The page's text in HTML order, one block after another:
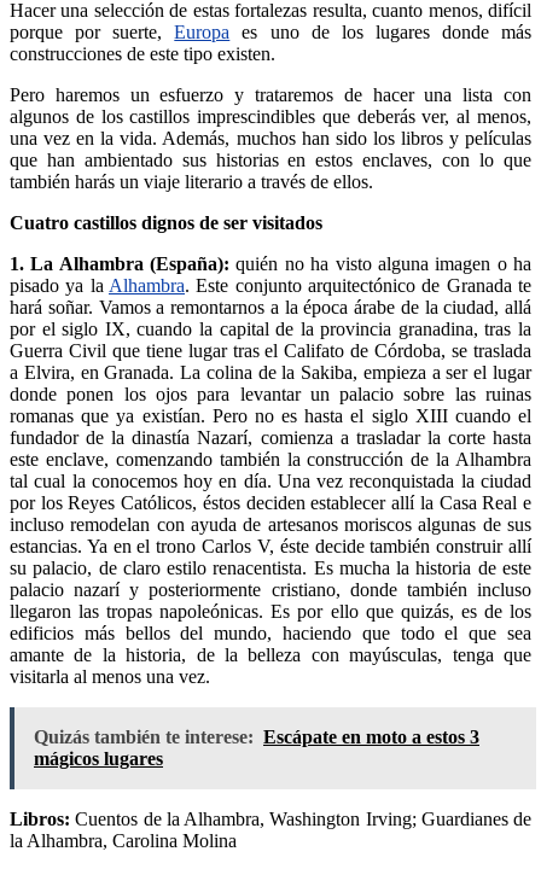
Hacer una selección de estas fortalezas resulta, cuanto menos, difícil
porque por suerte,Europa es uno de los lugares donde más
construcciones de este tipo existen.
Pero haremos un esfuerzo y trataremos de hacer una lista con
algunos de los castillos imprescindibles que deberás ver, al menos,
una vez en la vida. Además, muchos han sido los libros y películas
que han ambientado sus historias en estos enclaves, con lo que
también harás un viaje literario a través de ellos.
Cuatro castillos dignos de ser visitados
1. La Alhambra (España): quién no ha visto alguna imagen o ha
pisado ya la Alhambra. Este conjunto arquitectónico de Granada te
hará soñar. Vamos a remontarnos a la época árabe de la ciudad, allá
por el siglo IX, cuando la capital de la provincia granadina, tras la
Guerra Civil que tiene lugar tras el Califato de Córdoba, se traslada
a Elvira, en Granada. La colina de la Sakiba, empieza a ser el lugar
donde ponen los ojos para levantar un palacio sobre las ruinas
romanas que ya existían. Pero no es hasta el siglo XIII cuando el
fundador de la dinastía Nazarí, comienza a trasladar la corte hasta
este enclave, comenzando también la construcción de la Alhambra
tal cual la conocemos hoy en día. Una vez reconquistada la ciudad
por los Reyes Católicos, éstos deciden establecer allí la Casa Real e
incluso remodelan con ayuda de artesanos moriscos algunas de sus
estancias. Ya en el trono Carlos V, éste decide también construir allí
su palacio, de claro estilo renacentista. Es mucha la historia de este
palacio nazarí y posteriormente cristiano, donde también incluso
llegaron las tropas napoleónicas. Es por ello que quizás, es de los
edificios más bellos del mundo, haciendo que todo el que sea
amante de la historia, de la belleza con mayúsculas, tenga que
visitarla al menos una vez.
Quizás también te interese: Escápate en moto a estos 3
mágicos lugares
Libros: Cuentos de la Alhambra, Washington Irving; Guardianes de
la Alhambra, Carolina Molina